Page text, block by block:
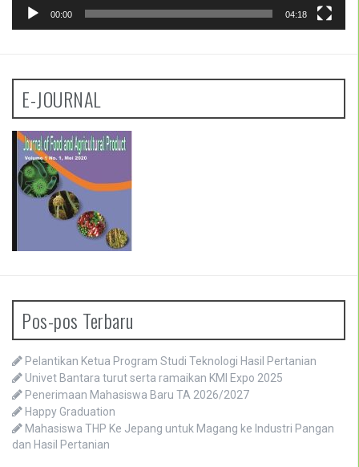
00:00 04:18
E-JOURNAL
Pos-pos Terbaru
Pelantikan Ketua Program Studi Teknologi Hasil Pertanian
Univet Bantara turut serta ramaikan KMI Expo 2025
Penerimaan Mahasiswa Baru TA 2026/2027
Happy Graduation
Mahasiswa THP Ke Jepang untuk Magang ke Industri Pangan
dan Hasil Pertanian